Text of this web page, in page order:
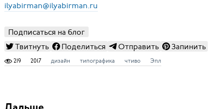
ilyabirman@ilyabirman.ru
Подписаться на блог
Твитнуть
Поделиться Отправить Запинить
219 2017 дизайн типографика чтиво Эпл